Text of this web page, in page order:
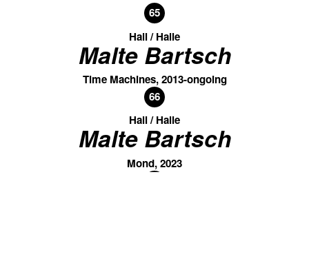
65
Hall / Halle
Malte Bartsch
Time Machines, 2013-ongoing
66
Hall / Halle
Malte Bartsch
Mond, 2023